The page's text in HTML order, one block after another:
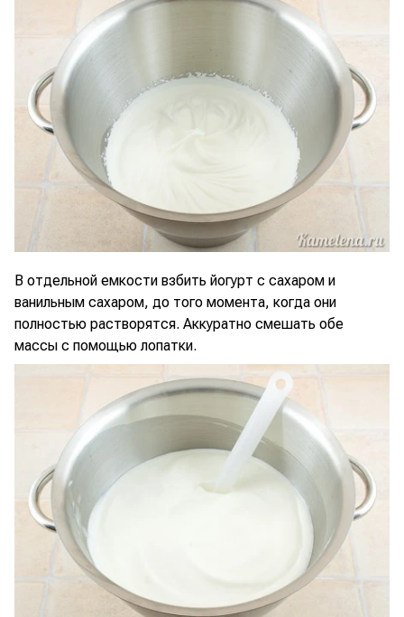
В отдельной емкости взбить йогурт с сахаром и
ванильным сахаром, до того момента, когда они
полностью растворятся. Аккуратно смешать обе
массы с помощью лопатки.